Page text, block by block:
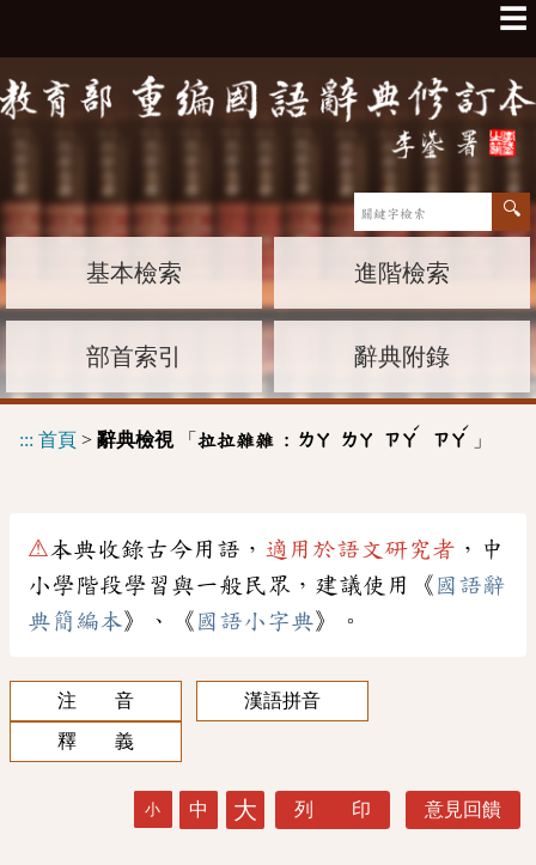
☰
基本檢索 進階檢索
部首索引 辭典附錄
::: 首頁 > 辭典檢視「 拉拉雜雜 : ㄌㄚ ㄌㄚ ㄗㄚ
ˊ
ㄗㄚ
ˊ
」
⚠本典收錄古今用語， 適用於語文研究者 ，中
小學階段學習與一般民眾，建議使用《 國語辭
典簡編本》、《 國語小字典》。
注 音
漢語拼音
釋 義
小 中 大 列 印 意見回饋